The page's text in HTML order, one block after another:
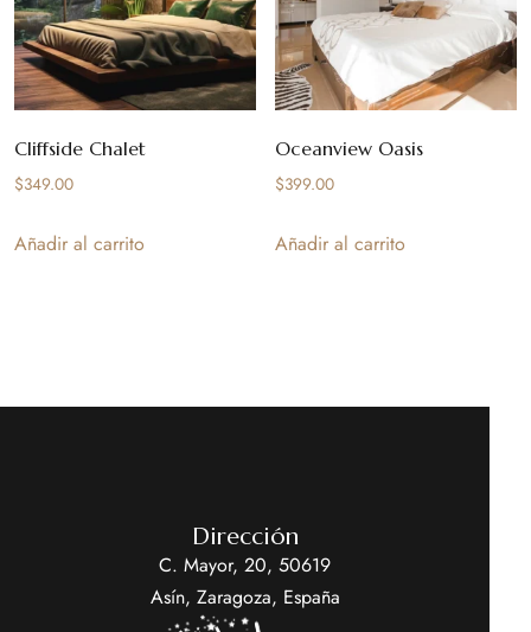
Cliffside Chalet
$349.00
Añadir al carrito
Oceanview Oasis
$399.00
Añadir al carrito
Dirección
C. Mayor, 20, 50619
Asín, Zaragoza, España